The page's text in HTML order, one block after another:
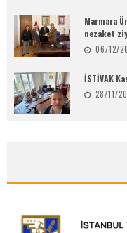
Marmara
nezaket
06/12/
İSTİVAK
28/11/